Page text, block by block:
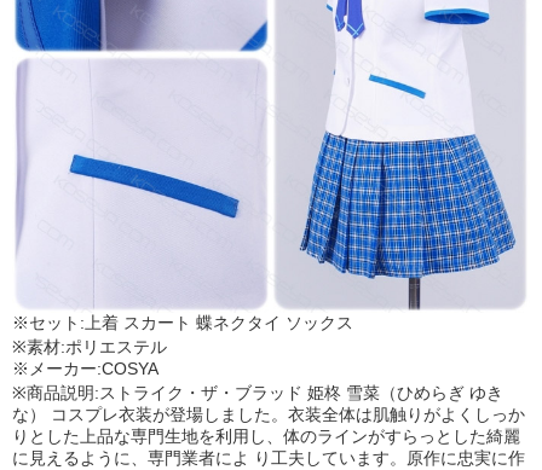
※セット:上着 スカート 蝶ネクタイ ソックス
※素材:ポリエステル
※メーカー:COSYA
※商品説明:ストライク・ザ・ブラッド 姫柊 雪菜（ひめらぎ ゆき
な） コスプレ衣装が登場しました。衣装全体は肌触りがよくしっか
りとした上品な専門生地を利用し、体のラインがすらっとした綺麗
に見えるように、専門業者によ り工夫しています。原作に忠実に作